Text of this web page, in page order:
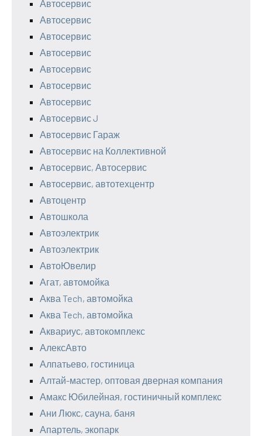
Автосервис
Автосервис
Автосервис
Автосервис
Автосервис
Автосервис
Автосервис
Автосервис J
Автосервис Гараж
Автосервис на Коллективной
Автосервис, Автосервис
Автосервис, автотехцентр
Автоцентр
Автошкола
Автоэлектрик
Автоэлектрик
АвтоЮвелир
Агат, автомойка
Аква Tech, автомойка
Аква Tech, автомойка
Аквариус, автокомплекс
АлексАвто
Алпатьево, гостиница
Алтай-мастер, оптовая дверная компания
Амакс Юбилейная, гостиничный комплекс
Ани Люкс, сауна, баня
Апартель, экопарк